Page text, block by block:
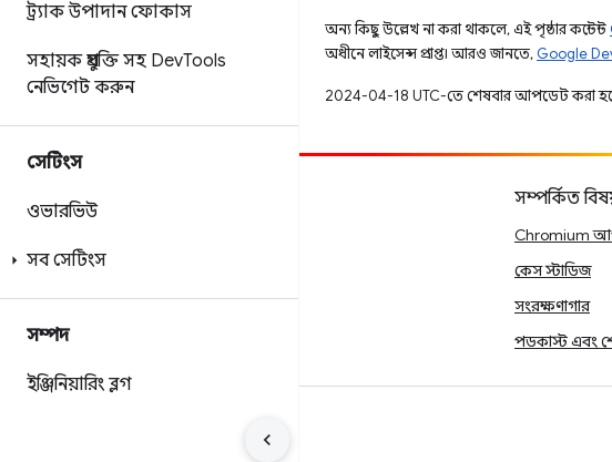
ট্র্যাক উপাদান ফোকাস
সহায়ক প্রযুক্তি সহ DevTools
নেভিগেট করুন
সেটিংস
ওভারভিউ
সব সেটিংস
সম্পদ
ইঞ্জিনিয়ারিং ব্লগ
অন্য কিছু উল্লেখ না করা থাকলে, এই পৃষ্ঠার কন্টেন্ট
অধীনে লাইসেন্স প্রাপ্ত। আরও জানতে, Google
2024-04-18 UTC-তে শেষবার আপডেট করা
অবদান
খোলা সমস্যা দেখুন
সম্পর্কিত
Chromium
কেস স্টাডিজ
সংরক্ষণাগার
পডকাস্ট এবং
Manage cookies